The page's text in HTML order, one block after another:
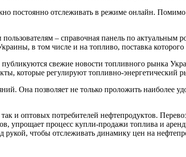
постоянно отслеживать в режиме онлайн. Помимо
пользователям – справочная панель по
в том числе и на топливо, поставка
свежие новости топливного рынка
которые регулируют топливно-энергетический
Она позволяет не только проложить наиболее
и оптовых потребителей нефтепродуктов.
упрощает процесс купли-продажи топлива и
рукой, чтобы отслеживать динамику цен на